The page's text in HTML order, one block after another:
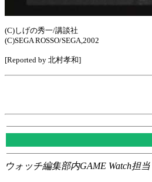
(C)しげの秀一/講談社
(C)SEGA ROSSO/SEGA,2002
[Reported by 北村孝和]
ウォッチ編集部内GAME Watch担当